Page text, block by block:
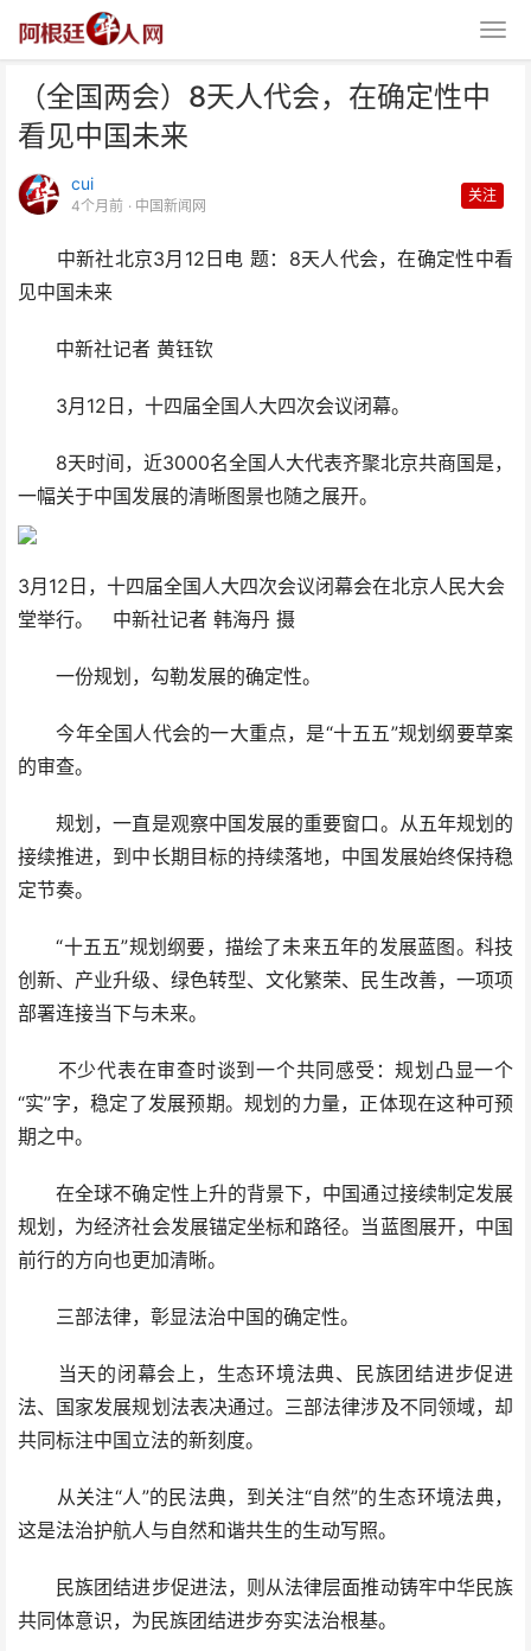
（全国两会）8天人代会，在确定性中
看见中国未来
cui
4个月前 · 中国新闻网
关注
中新社北京3月12日电 题：8天人代会，在确定性中看
见中国未来
中新社记者 黄钰钦
3月12日，十四届全国人大四次会议闭幕。
8天时间，近3000名全国人大代表齐聚北京共商国是，
一幅关于中国发展的清晰图景也随之展开。
3月12日，十四届全国人大四次会议闭幕会在北京人民大会
堂举行。 中新社记者 韩海丹 摄
一份规划，勾勒发展的确定性。
今年全国人代会的一大重点，是“十五五”规划纲要草案
的审查。
规划，一直是观察中国发展的重要窗口。从五年规划的
接续推进，到中长期目标的持续落地，中国发展始终保持稳
定节奏。
“十五五”规划纲要，描绘了未来五年的发展蓝图。科技
创新、产业升级、绿色转型、文化繁荣、民生改善，一项项
部署连接当下与未来。
不少代表在审查时谈到一个共同感受：规划凸显一个
“实”字，稳定了发展预期。规划的力量，正体现在这种可预
期之中。
在全球不确定性上升的背景下，中国通过接续制定发展
规划，为经济社会发展锚定坐标和路径。当蓝图展开，中国
前行的方向也更加清晰。
三部法律，彰显法治中国的确定性。
当天的闭幕会上，生态环境法典、民族团结进步促进
法、国家发展规划法表决通过。三部法律涉及不同领域，却
共同标注中国立法的新刻度。
从关注“人”的民法典，到关注“自然”的生态环境法典，
这是法治护航人与自然和谐共生的生动写照。
民族团结进步促进法，则从法律层面推动铸牢中华民族
共同体意识，为民族团结进步夯实法治根基。
（全国两会）8天人代会，在确定